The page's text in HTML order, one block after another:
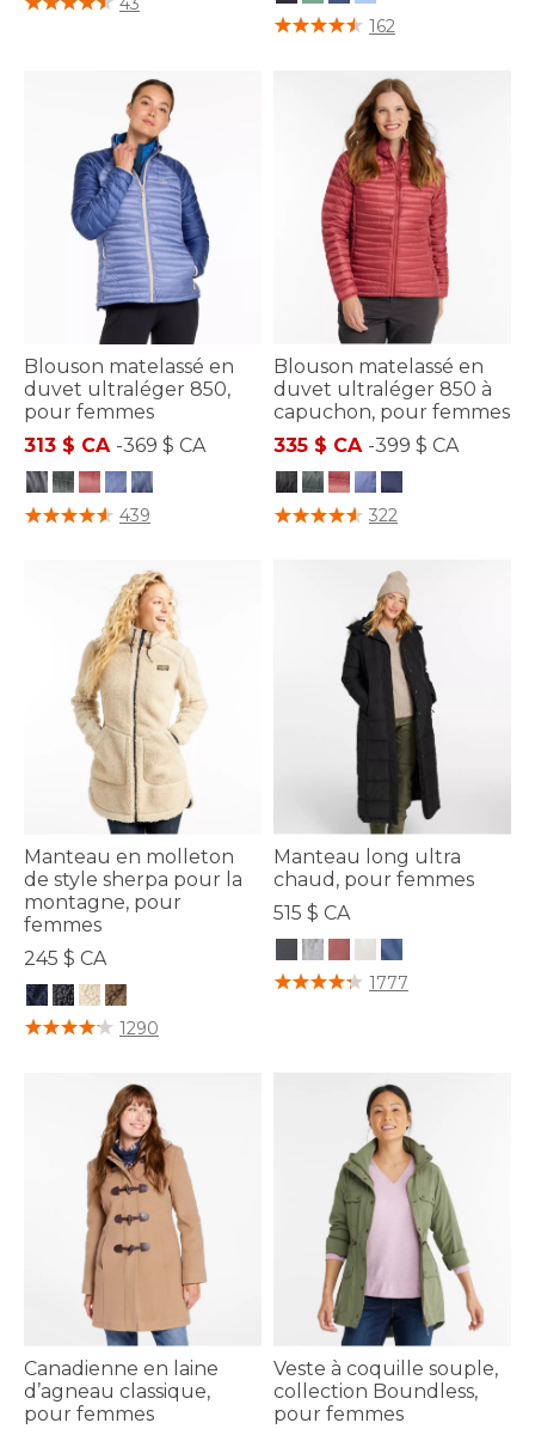
5 sur 5 Évaluation des clients
162
Blouson matelassé en
duvet ultraléger 850,
pour femmes
313 $ CA -369 $ CA
4,7 sur 5 Évaluation des clients
439
Blouson matelassé en
duvet ultraléger 850 à
capuchon, pour femmes
335 $ CA -399 $ CA
3,1 sur 5 Évaluation des clients
322
Manteau en molleton
de style sherpa pour la
montagne, pour
femmes
245 $ CA
4 sur 5 Évaluation des clients
1290
Manteau long ultra
chaud, pour femmes
515 $ CA
5 sur 5 Évaluation des clients
1777
Canadienne en laine
d’agneau classique,
pour femmes
Veste à coquille souple,
collection Boundless,
pour femmes